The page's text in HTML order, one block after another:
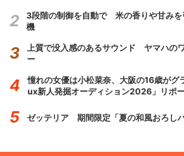
3段階の制御を自動で 米の香りや甘みを
機
上質で没入感のあるサウンド ヤマハの
ー
憧れの女優は小松菜奈、大阪の16歳が
ux新人発掘オーディション2026」リポ
ゼッテリア 期間限定「夏の和風おろし